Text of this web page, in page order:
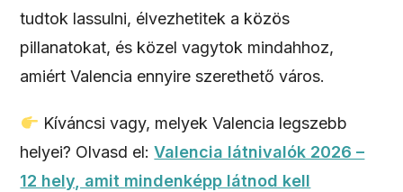
tudtok lassulni, élvezhetitek a közös
pillanatokat, és közel vagytok mindahhoz,
amiért Valencia ennyire szerethető város.
Kíváncsi vagy, melyek Valencia legszebb
helyei? Olvasd el:Valencia látnivalók 2026 –
12 hely, amit mindenképp látnod kell